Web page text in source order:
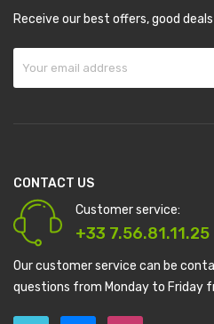
Receive our best offers, good
CONTACT US
Customer service:
+33 7.56.81.11.25
Our customer service can be
questions from Monday to Friday